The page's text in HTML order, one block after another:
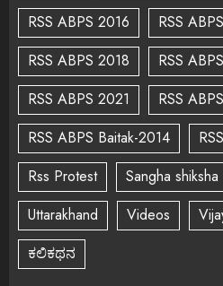
RSS ABPS 2016
RSS
RSS ABPS 2018
RSS
RSS ABPS 2021
RSS
RSS ABPS Baitak-2014
Rss Protest
Sangha
Uttarakhand
Videos
ಕಲಿಕಥನ